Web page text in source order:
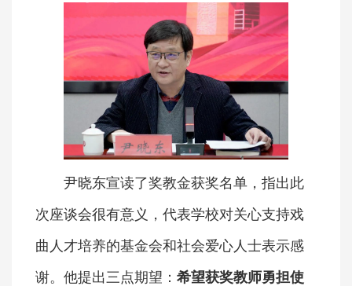
尹晓东宣读了奖教金获奖名单，指出此
次座谈会很有意义，代表学校对关心支持戏
曲人才培养的基金会和社会爱心人士表示感
谢。他提出三点期望： 希望获奖教师勇担使